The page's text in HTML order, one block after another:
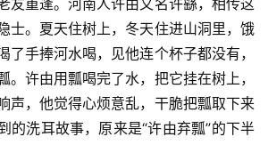
士。夏天住树上，冬天住进山洞里，饿
了手捧河水喝，见他连个杯子都没有，
。许由用瓢喝完了水，把它挂在树上，
声，他觉得心烦意乱，干脆把瓢取下来
的洗耳故事，原来是“许由弃瓢”的下半